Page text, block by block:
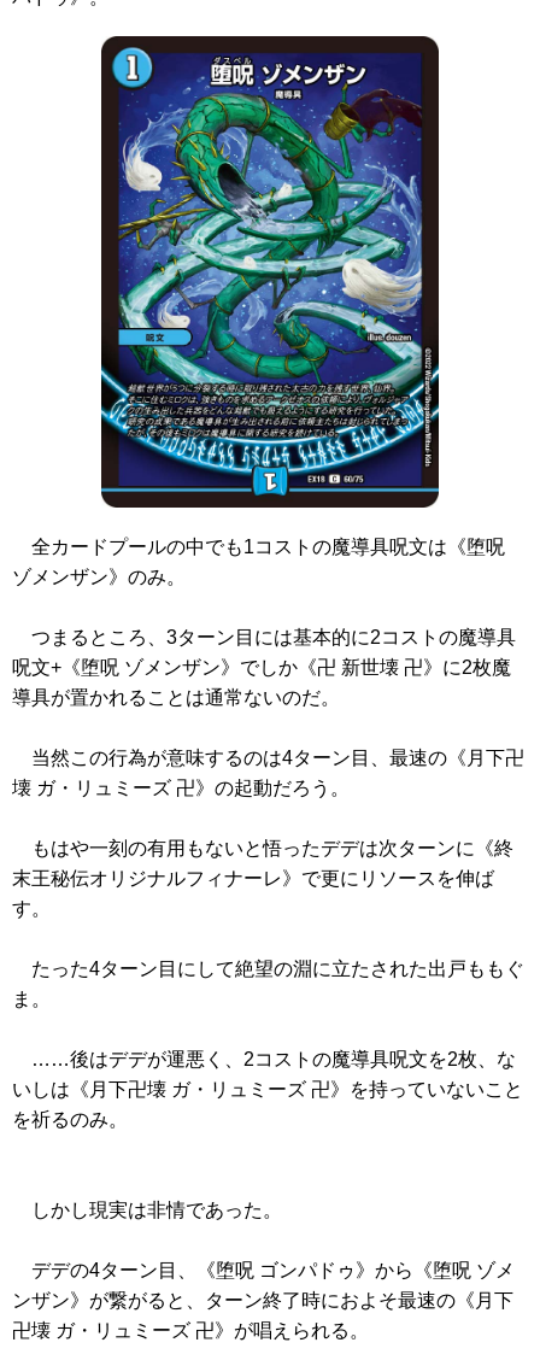
全カードプールの中でも1コストの魔導具呪文は 《堕呪
ゾメンザン》 のみ。
つまるところ、3ターン目には基本的に2コストの魔導具
呪文+ 《堕呪 ゾメンザン》 でしか 《卍 新世壊 卍》 に2枚魔
導具が置かれることは通常ないのだ。
当然この行為が意味するのは4ターン目、最速の 《月下卍
壊 ガ・リュミーズ 卍》 の起動だろう。
もはや一刻の有用もないと悟ったデデは次ターンに
《終
末王秘伝オリジナルフィナーレ》 で更にリソースを伸ば
す。
たった4ターン目にして絶望の淵に立たされた出戸ももぐ
ま。
……後はデデが運悪く、2コストの魔導具呪文を2枚、な
いしは 《月下卍壊 ガ・リュミーズ 卍》
を持っていないこと
を祈るのみ。
しかし現実は非情であった。
デデの4ターン目、 《堕呪 ゴンパドゥ》 から
《堕呪 ゾメ
ンザン》 が繋がると、ターン終了時におよそ最速の 《月下
卍壊 ガ・リュミーズ 卍》 が唱えられる。